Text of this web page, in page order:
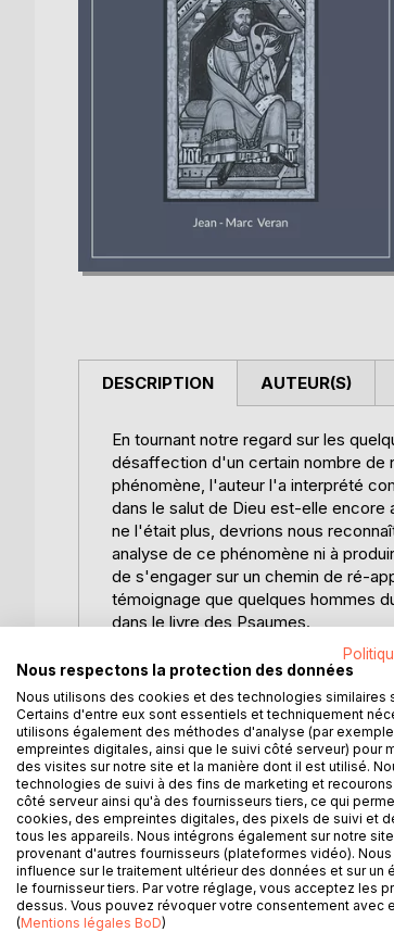
DESCRIPTION
En tournant notre regard sur les
désaffection d'un certain nombre de
phénomène, l'auteur l'a interprété
dans le salut de Dieu est-elle encore
ne l'était plus, devrions nous
analyse de ce phénomène ni à
de s'engager sur un chemin de ré-
témoignage que quelques hommes
dans le livre des Psaumes.
Qu'est-ce que les psaumes nous
Qui sauve ? Pourquoi ? Comment ?
inconstance ? Nos larmes ont-elles
abandonner au néant de la mort ?
debout sur le parvis du Temple de
réponse. Face à leur désarrois, il
fréquentation de l'Écriture, d'y
nommées "psaumes". Ces
entretiens avec leur Seigneur et un
de la quête spirituelle de ceux qui
l'homme et la femme d'aujourd'hui
AUTEUR(S)
Nous respectons la protection des données
Nous utilisons des cookies et des technologies similaires
Certains d'entre eux sont essentiels et techniquement
utilisons également des méthodes d'analyse (par
empreintes digitales, ainsi que le suivi côté serveur) pour
des visites sur notre site et la manière dont il est utilisé.
technologies de suivi à des fins de marketing et
côté serveur ainsi qu'à des fournisseurs tiers, ce qui
cookies, des empreintes digitales, des pixels de suivi et
tous les appareils. Nous intégrons également sur notre
provenant d'autres fournisseurs (plateformes vidéo). Nous
influence sur le traitement ultérieur des données et sur un
le fournisseur tiers. Par votre réglage, vous acceptez les
dessus. Vous pouvez révoquer votre consentement avec
(Mentions légales BoD)